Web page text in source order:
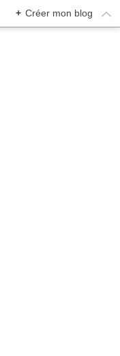
+ Créer mon blog